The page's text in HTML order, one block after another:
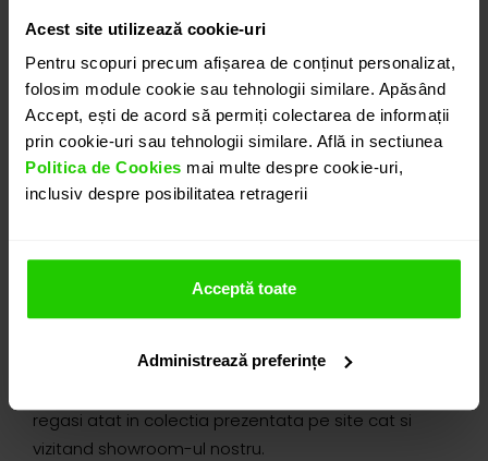
Acest site utilizează cookie-uri
Pentru scopuri precum afișarea de conținut personalizat,
folosim module cookie sau tehnologii similare. Apăsând
Accept, ești de acord să permiți colectarea de informații
prin cookie-uri sau tehnologii similare. Află in sectiunea
Politica de Cookies mai multe despre cookie-uri,
inclusiv despre posibilitatea retragerii
Acceptă toate
Administrează preferințe
PROGRAMEAZĂ O ÎNTÂLNIRE
DETALII
si usor de asortat oricarei tinute.
regasi atat in colectia prezentata pe site cat si
vizitand showroom-ul nostru.